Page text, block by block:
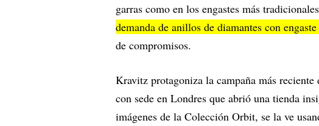
garras como en los engastes más
demanda de anillos de diamantes con
de compromisos.
Kravitz protagoniza la campaña más
con sede en Londres que abrió una tienda
imágenes de la Colección Orbit, se la ve